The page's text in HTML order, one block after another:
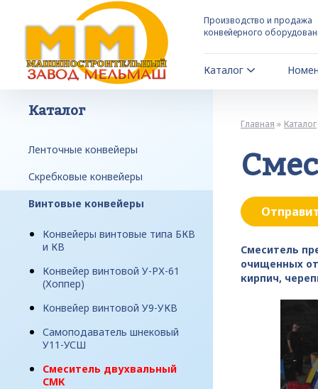
Производство и продажа
конвейерного
Каталог
Каталог
Ленточные конвейеры
Скребковые конвейеры
Винтовые конвейеры
Конвейеры винтовые типа БКВ
и КВ
Конвейер винтовой У-РХ-61
(Хоппер)
Конвейер винтовой У9-УКВ
Самоподаватель шнековый
У11-УСШ
Смеситель двухвальный
СМК
Главная Каталог
Смеситель
очищенных
кирпич,